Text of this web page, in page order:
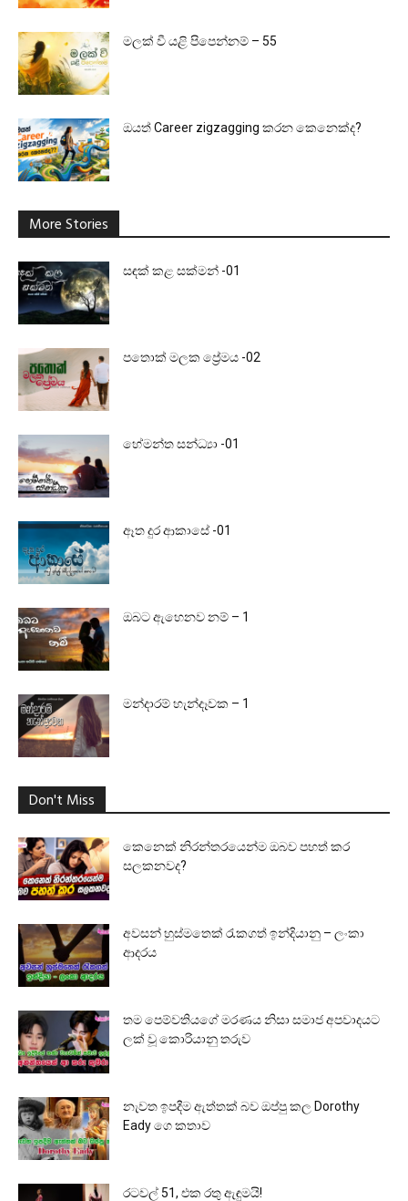
මලක් වී යළි පිපෙන්නම් – 55
ඔයත් Career zigzagging කරන කෙනෙක්ද?
More Stories
සඳක් කළ සක්මන් -01
පතොක් මලක ප්‍රේමය -02
හේමන්ත සන්ධ්‍යා -01
ඈත දුර ආකාසේ -01
ඔබට ඇහෙනව නම් – 1
මන්දාරම් හැන්දෑවක – 1
Don't Miss
කෙනෙක් නිරන්තරයෙන්ම ඔබව පහත් කර
සලකනවද?
අවසන් හුස්මතෙක් රැකගත් ඉන්දියානු – ලංකා
ආදරය
තම පෙම්වතියගේ මරණය නිසා සමාජ අපවාදයට
ලක් වූ කොරියානු තරුව
නැවත ඉපදීම ඇත්තක් බව ඔප්පු කල Dorothy
Eady ගෙ කතාව
රටවල් 51, එක රතු ඇඳුමයි!